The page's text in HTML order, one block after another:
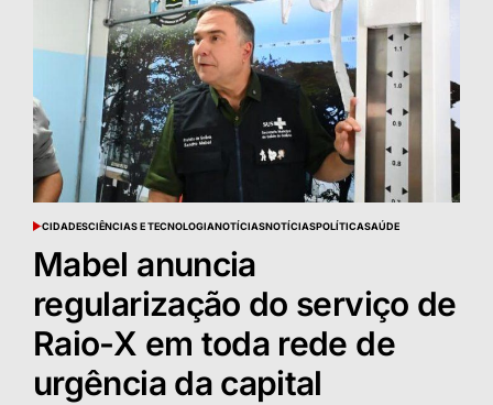
POSTED
CIDADESCIÊNCIAS E TECNOLOGIANOTÍCIASNOTÍCIASPOLÍTICASAÚDE
Mabel anuncia
regularização do serviço de
Raio-X em toda rede de
urgência da capital